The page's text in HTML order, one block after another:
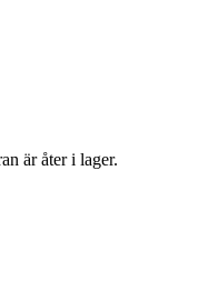
är åter i lager.